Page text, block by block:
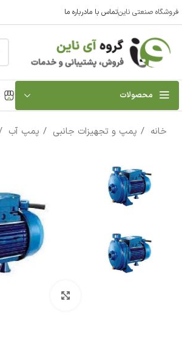
فروشگاه صنعتی ناینتماس با مادرباره ما
محصولات
خانه پمپ و تجهیزات جانبی پمپ آب